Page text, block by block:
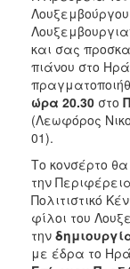
ΑΝΘΕΚΤΙΚΗ
ΠΟΛΗκαι σας
πιάνου στο
ώρα 20.30 στο
(Λεωφόρος
01).
Το κονσέρτο
την
Πολιτιστικό
φίλοι του
την
με έδρα το